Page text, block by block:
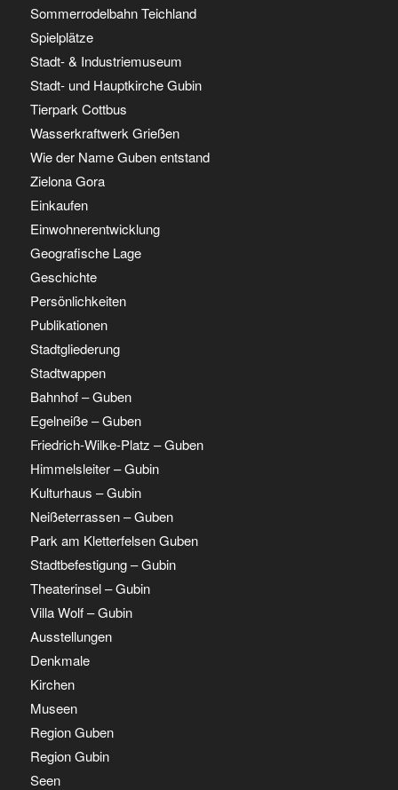
Sommerrodelbahn Teichland
Spielplätze
Stadt- & Industriemuseum
Stadt- und Hauptkirche Gubin
Tierpark Cottbus
Wasserkraftwerk Grießen
Wie der Name Guben entstand
Zielona Gora
Einkaufen
Einwohnerentwicklung
Geografische Lage
Geschichte
Persönlichkeiten
Publikationen
Stadtgliederung
Stadtwappen
Bahnhof – Guben
Egelneiße – Guben
Friedrich-Wilke-Platz – Guben
Himmelsleiter – Gubin
Kulturhaus – Gubin
Neißeterrassen – Guben
Park am Kletterfelsen Guben
Stadtbefestigung – Gubin
Theaterinsel – Gubin
Villa Wolf – Gubin
Ausstellungen
Denkmale
Kirchen
Museen
Region Guben
Region Gubin
Seen